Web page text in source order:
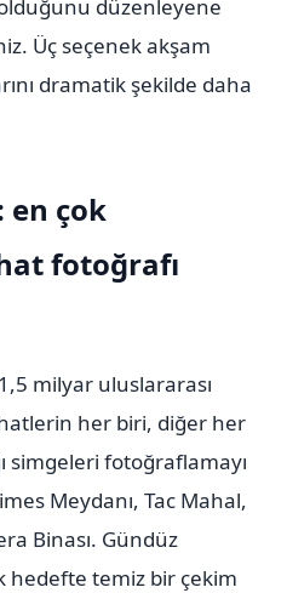
düzenleyene
Üç seçenek akşam
dramatik şekilde daha
en çok
fotoğrafı
milyar uluslararası
her biri, diğer her
simgeleri fotoğraflamayı
Meydanı, Tac Mahal,
Binası. Gündüz
hedefte temiz bir çekim